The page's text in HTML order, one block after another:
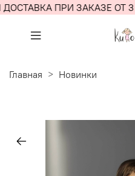
ПРИ ЗАКАЗЕ ОТ
Главная Новинки